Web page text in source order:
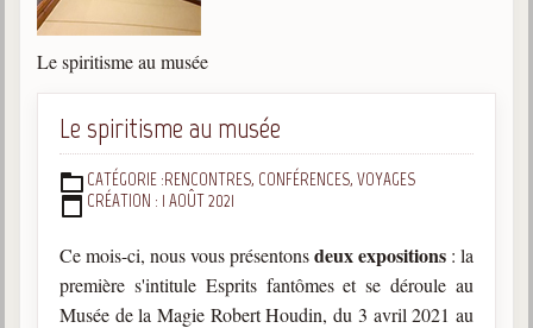
Enseignement
Posez-nous des questions
Consultez les réponses
Posez votre question
Photos et vidéoscope
Le spiritisme au musée
Le spiritisme au musée
DÉTAILS
CATÉGORIE :RENCONTRES, CONFÉRENCES, VOYAGES
CRÉATION : 1 AOÛT 2021
Ce mois-ci, nous vous présentonsdeux expositions : la
première s'intitule Esprits fantômes et se déroule au
Musée de la Magie Robert Houdin, du 3 avril 2021 au